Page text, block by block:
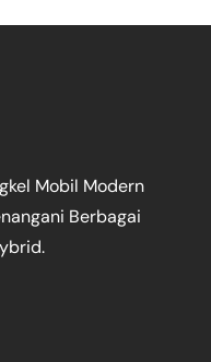
Mobil Modern
Berbagai